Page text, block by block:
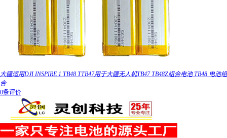
大疆适用DJI INSPIRE 1 TB48 TTB47用于大疆无人机TB47 TB48Z组合电池 TB48 电池组
合
0条评价